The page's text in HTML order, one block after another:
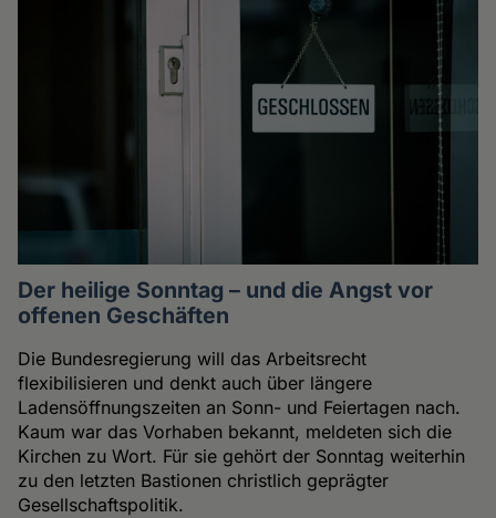
Der heilige Sonntag – und die Angst vor
offenen Geschäften
Die Bundesregierung will das Arbeitsrecht
flexibilisieren und denkt auch über längere
Ladensöffnungszeiten an Sonn- und Feiertagen nach.
Kaum war das Vorhaben bekannt, meldeten sich die
Kirchen zu Wort. Für sie gehört der Sonntag weiterhin
zu den letzten Bastionen christlich geprägter
Gesellschaftspolitik.